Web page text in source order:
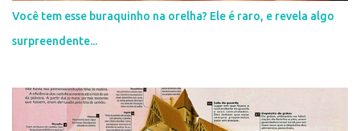
Você tem esse buraquinho na orelha? Ele é raro, e revela algo
surpreendente...